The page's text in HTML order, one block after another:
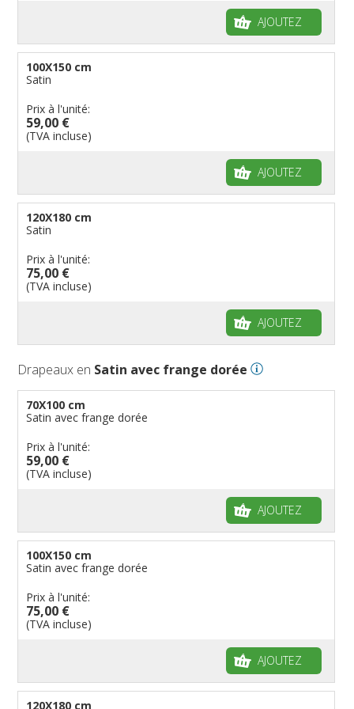
Drapeaux groupes ethniques & nations non
Drapeaux pirates
Drapeaux de table
AJOUTEZ
100X150 cm
Satin
Prix à l'unité:
59,00 €
(TVA incluse)
AJOUTEZ
120X180 cm
Satin
Prix à l'unité:
75,00 €
(TVA incluse)
AJOUTEZ
Drapeaux en Satin avec frange dorée
70X100 cm
Satin avec frange dorée
Prix à l'unité:
59,00 €
(TVA incluse)
AJOUTEZ
100X150 cm
Satin avec frange dorée
Prix à l'unité:
75,00 €
(TVA incluse)
AJOUTEZ
120X180 cm